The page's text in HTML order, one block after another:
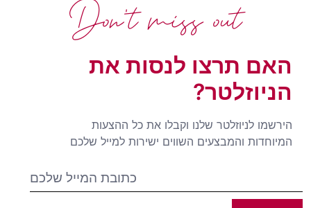
האם תרצו לנסות את
הניוזלטר?
הירשמו לניוזלטר שלנו וקבלו את כל ההצעות
המיוחדות והמבצעים השווים ישירות למייל שלכם
Don't miss out